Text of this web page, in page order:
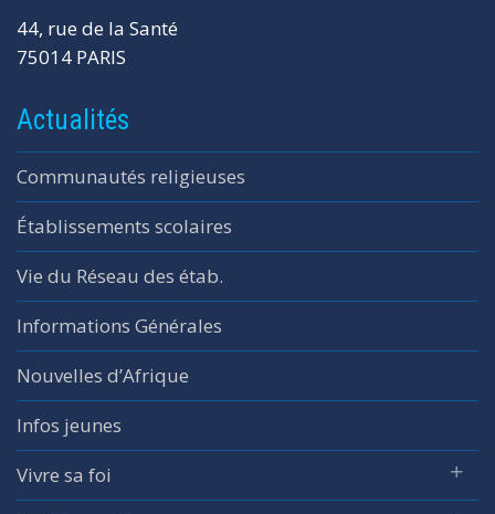
44, rue de la Santé
75014 PARIS
Actualités
Communautés religieuses
Établissements scolaires
Vie du Réseau des étab.
Informations Générales
Nouvelles d’Afrique
Infos jeunes
Vivre sa foi